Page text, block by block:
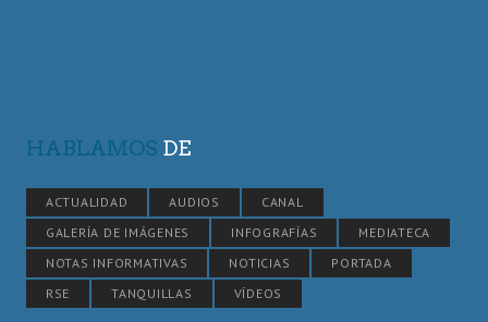
HABLAMOS DE
ACTUALIDAD AUDIOS
CANAL
GALERÍA DE IMÁGENES
INFOGRAFÍAS
MEDIATECA
NOTAS INFORMATIVAS
NOTICIAS
PORTADA
RSE
TANQUILLAS VÍDEOS